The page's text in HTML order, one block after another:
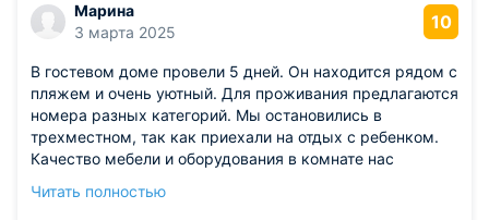
Марина
3 марта 2025
10
В гостевом доме провели 5 дней. Он находится рядом с
пляжем и очень уютный. Для проживания предлагаются
номера разных категорий. Мы остановились в
трехместном, так как приехали на отдых с ребенком.
Качество мебели и оборудования в комнате нас
интернет в номере работали. Столовая на территории
Читать полностью